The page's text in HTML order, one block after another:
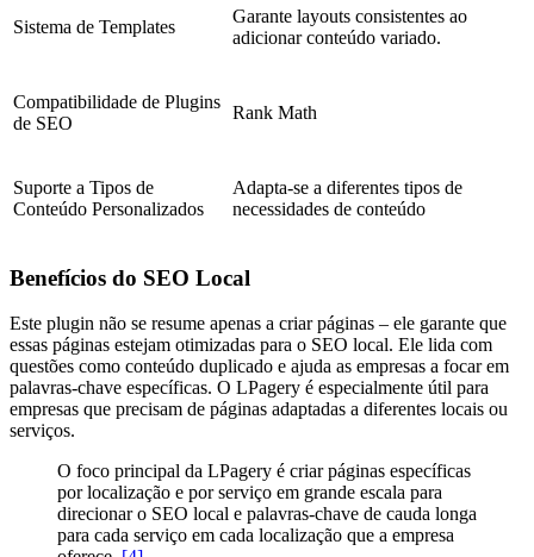
Sistema de Templates
Garante layouts consistentes ao
adicionar conteúdo variado.
Compatibilidade de Plugins
de SEO
Rank Math
Suporte a Tipos de
Conteúdo Personalizados
Adapta-se a diferentes tipos de
necessidades de conteúdo
Benefícios do SEO Local
Este plugin não se resume apenas a criar páginas – ele garante que
essas páginas estejam otimizadas para o SEO local. Ele lida com
questões como conteúdo duplicado e ajuda as empresas a focar em
palavras-chave específicas. O LPagery é especialmente útil para
empresas que precisam de páginas adaptadas a diferentes locais ou
serviços.
O foco principal da LPagery é criar páginas específicas
por localização e por serviço em grande escala para
direcionar o SEO local e palavras-chave de cauda longa
para cada serviço em cada localização que a empresa